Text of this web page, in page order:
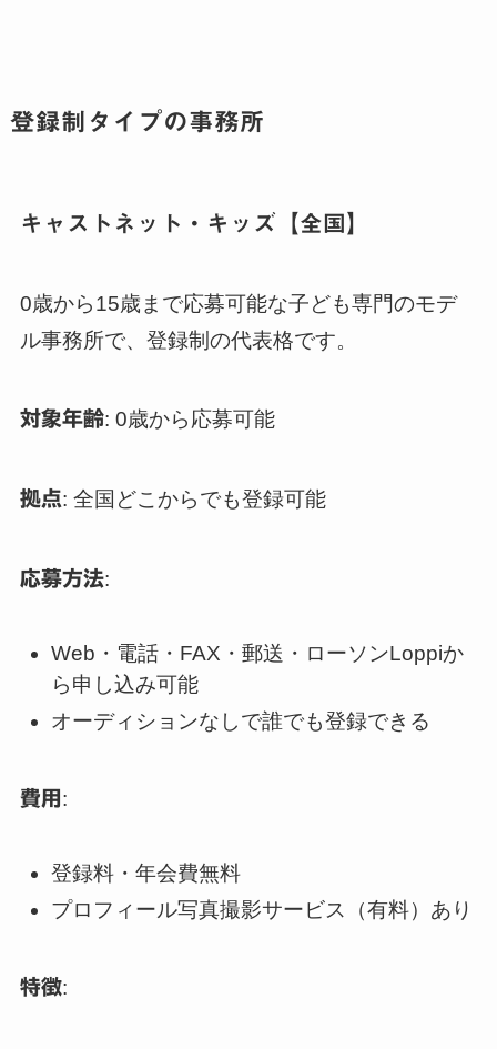
登録制タイプの事務所
キャストネット・キッズ【全国】
0歳から15歳まで応募可能な子ども専門のモデ
ル事務所で、登録制の代表格です。
対象年齢: 0歳から応募可能
拠点: 全国どこからでも登録可能
応募方法:
Web・電話・FAX・郵送・ローソンLoppiか
ら申し込み可能
オーディションなしで誰でも登録できる
費用 :
登録料・年会費無料
プロフィール写真撮影サービス（有料）あり
特徴: